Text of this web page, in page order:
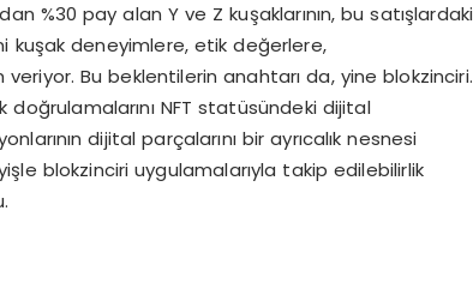
%30 pay alan Y ve Z kuşaklarının, bu satışlardaki
kuşak deneyimlere, etik değerlere,
Bu beklentilerin anahtarı da, yine blokzinciri.
NFT statüsündeki dijital
dijital parçalarını bir ayrıcalık nesnesi
blokzinciri uygulamalarıyla takip edilebilirlik